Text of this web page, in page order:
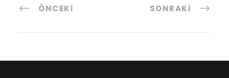
ÖNCEKI SONRAKI